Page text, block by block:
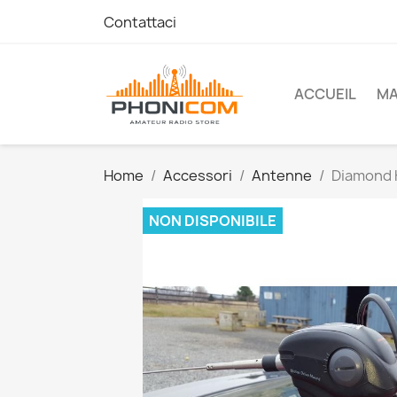
Contattaci
ACCUEIL
Home Accessori Antenne Diamond
NON DISPONIBILE